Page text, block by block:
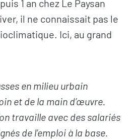
AGIR
1 an chez Le Paysan
il ne connaissait pas le
Ici, au grand
en milieu urbain
et de la main d’œuvre.
travaille avec des salariés
de l’emploi à la base.